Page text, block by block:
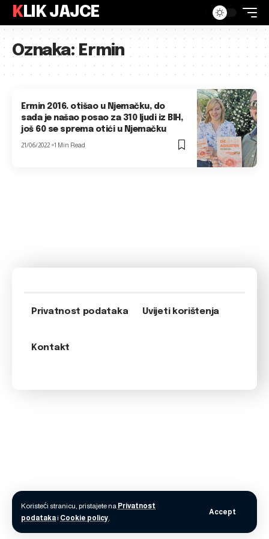
Koristeći stranicu, pristajete na Privatnost
podatakai Cookie policy.
Accept
KLIK JAJCE
Oznaka:Ermin
Ermin 2016. otišao u Njemačku, do
sada je našao posao za 310 ljudi iz BIH,
još 60 se sprema otići u Njemačku
21/06/2022 1 Min Read
Privatnost podataka Uvijeti korištenja
Kontakt